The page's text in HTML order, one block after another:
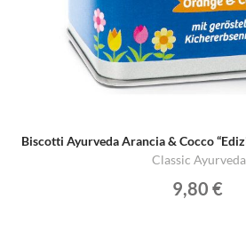
Classic Ayurveda
9,80 €